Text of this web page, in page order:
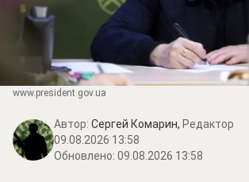
www.prеsidеnt.gоv.uа
Автор: Сергей Комарин, Редактор
09.08.2026 13:58
Обновлено: 09.08.2026 13:58